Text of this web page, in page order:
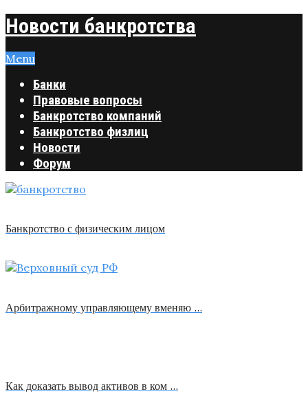
Новости банкротства
Menu
Банки
Правовые вопросы
Банкротство компаний
Банкротство физлиц
Новости
Форум
Банкротство с физическим лицом
Арбитражному управляющему вменяю …
Как доказать вывод активов в ком …